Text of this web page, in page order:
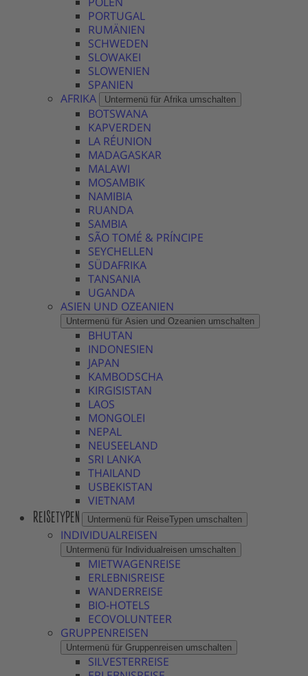
PORTUGAL
RUMÄNIEN
SCHWEDEN
SLOWAKEI
SLOWENIEN
SPANIEN
AFRIKA
Untermenü für Afrika umschalten
BOTSWANA
KAPVERDEN
LA RÉUNION
MADAGASKAR
MALAWI
MOSAMBIK
NAMIBIA
RUANDA
SAMBIA
SÃO TOMÉ & PRÍNCIPE
SEYCHELLEN
SÜDAFRIKA
TANSANIA
UGANDA
ASIEN UND OZEANIEN
Untermenü für Asien und Ozeanien umschalten
BHUTAN
INDONESIEN
JAPAN
KAMBODSCHA
KIRGISISTAN
LAOS
MONGOLEI
NEPAL
NEUSEELAND
SRI LANKA
THAILAND
USBEKISTAN
VIETNAM
REISETYPEN Untermenü für ReiseTypen umschalten
INDIVIDUALREISEN
Untermenü für Individualreisen umschalten
MIETWAGENREISE
ERLEBNISREISE
WANDERREISE
BIO-HOTELS
ECOVOLUNTEER
GRUPPENREISEN
Untermenü für Gruppenreisen umschalten
SILVESTERREISE